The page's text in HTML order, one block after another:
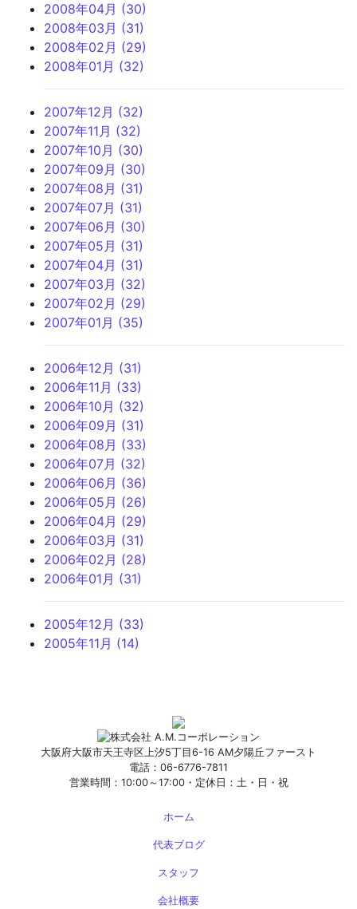
2008年04月 (30)
2008年03月 (31)
2008年02月 (29)
2008年01月 (32)
2007年12月 (32)
2007年11月 (32)
2007年10月 (30)
2007年09月 (30)
2007年08月 (31)
2007年07月 (31)
2007年06月 (30)
2007年05月 (31)
2007年04月 (31)
2007年03月 (32)
2007年02月 (29)
2007年01月 (35)
2006年12月 (31)
2006年11月 (33)
2006年10月 (32)
2006年09月 (31)
2006年08月 (33)
2006年07月 (32)
2006年06月 (36)
2006年05月 (26)
2006年04月 (29)
2006年03月 (31)
2006年02月 (28)
2006年01月 (31)
2005年12月 (33)
2005年11月 (14)
大阪府大阪市天王寺区上汐5丁目6-16 AM夕陽丘ファースト
電話：06-6776-7811
営業時間：10:00～17:00・定休日：土・日・祝
ホーム
代表ブログ
スタッフ
会社概要